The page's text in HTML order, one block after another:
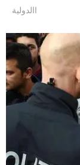
االدولية